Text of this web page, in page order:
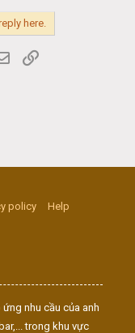
here.
Email
policy
Help
nhu cầu của anh
trong khu vực